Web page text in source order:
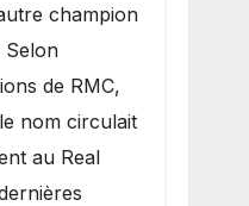
champion
Selon
de RMC,
nom circulait
au Real